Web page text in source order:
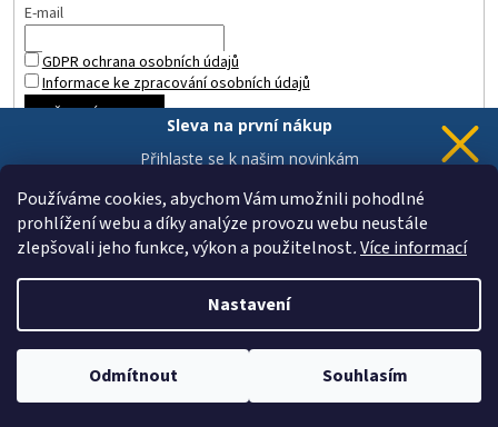
Používáme cookies, abychom Vám umožnili pohodlné
prohlížení webu a díky analýze provozu webu neustále
zlepšovali jeho funkce, výkon a použitelnost.Více informací
Nastavení
Odmítnout Souhlasím
E-mail
GDPR ochrana osobních údajů
Informace ke zpracování osobních údajů
PŘIHLÁSIT SE
Copyright 2026ZAHRADA a INTERIÉR. Všechna práva vyhrazena.
Upravit nastavení cookies
Sleva na první nákup
Přihlaste se k našim novinkám
Chci novinky a slevu
Vaše data jsou u nás v bezpečí.